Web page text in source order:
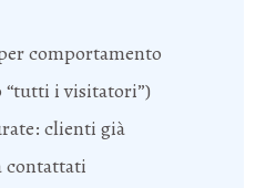
comportamento
“tutti i visitatori”)
clienti già
contattati